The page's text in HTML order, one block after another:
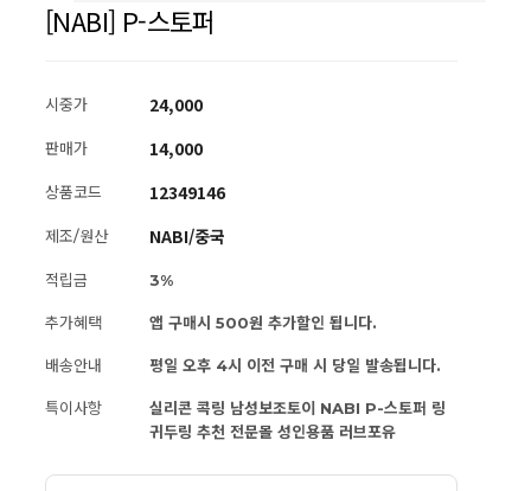
[NABI] P-스토퍼
시중가 24,000
판매가 14,000
상품코드 12349146
제조/원산 NABI/중국
적립금 3%
추가혜택 앱 구매시 500원 추가할인 됩니다.
배송안내 평일 오후 4시 이전 구매 시 당일 발송됩니다.
특이사항
실리콘 콕링 남성보조토이 NABI P-스토퍼 링
귀두링 추천 전문몰 성인용품 러브포유